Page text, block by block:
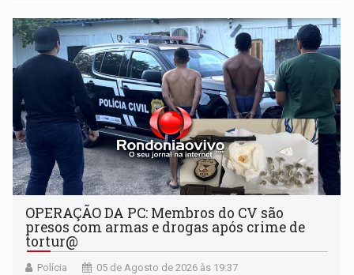
OPERAÇÃO DA PC: Membros do CV são
presos com armas e drogas após crime de
tortur@
Polícia 05 de Agosto de 2026 às 19:37